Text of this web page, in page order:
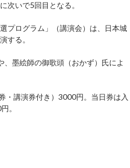
次いで5回目となる。
プログラム」（講演会）は、日本城
する。
墨絵師の御歌頭（おかず）氏によ
・講演券付き）3000円。当日券は入
。